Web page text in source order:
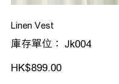
Linen Vest
庫存單位：
SKU
Jk004
Jk004
價
格HK$899.00